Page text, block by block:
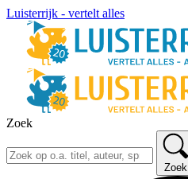
Luisterrijk - vertelt alles
Zoek
Zoek